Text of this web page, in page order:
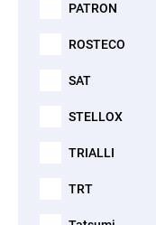
PATRON
ROSTECO
SAT
STELLOX
TRIALLI
TRT